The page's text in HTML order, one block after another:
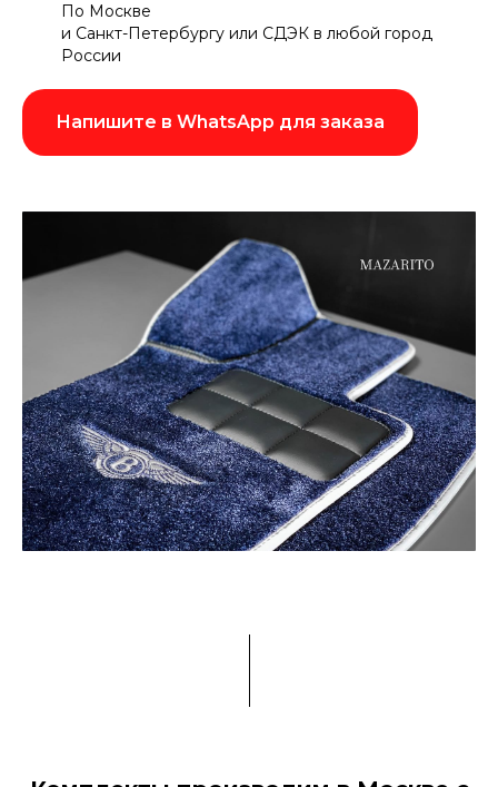
По Москве
и Санкт-Петербургу или СДЭК в любой город
России
Напишите в WhatsApp для заказа